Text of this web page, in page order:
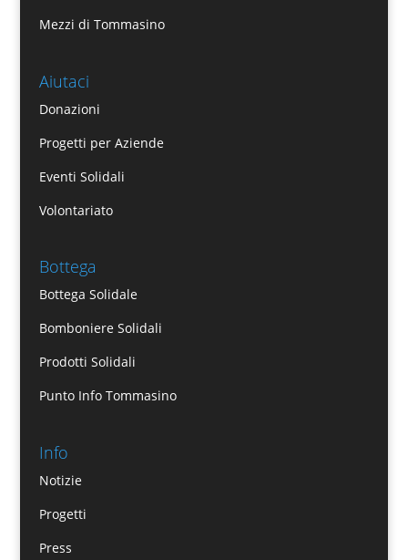
Mezzi di Tommasino
Aiutaci
Donazioni
Progetti per Aziende
Eventi Solidali
Volontariato
Bottega
Bottega Solidale
Bomboniere Solidali
Prodotti Solidali
Punto Info Tommasino
Info
Notizie
Progetti
Press